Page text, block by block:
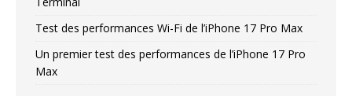
Test des performances Wi-Fi de l’iPhone 17 Pro Max
Un premier test des performances de l’iPhone 17 Pro
Max